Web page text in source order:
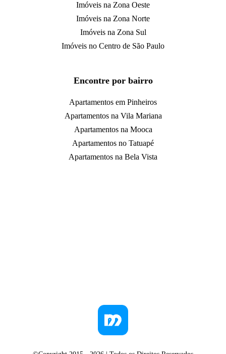
Imóveis na Zona Oeste
Imóveis na Zona Norte
Imóveis na Zona Sul
Imóveis no Centro de São Paulo
Encontre por bairro
Apartamentos em Pinheiros
Apartamentos na Vila Mariana
Apartamentos na Mooca
Apartamentos no Tatuapé
Apartamentos na Bela Vista